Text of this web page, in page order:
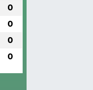
0
0
0
0